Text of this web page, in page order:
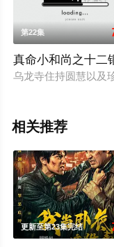
第22集
真命小和尚之十二
乌龙寺住持圆慧以及
相关推荐
更新至第23集完结